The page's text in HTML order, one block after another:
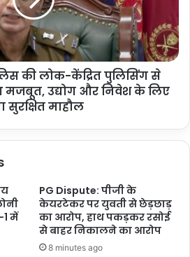
की लोक-केंद्रित पुलिसिंग से
मजबूत, उद्योग और निवेश के लिए
सुरक्षित माहौल
1 में
PG Dispute: पीजी के
केयरटेकर पर युवती से छेड़छाड़
का आरोप, हाथ पकड़कर रसोई
से बाहर निकालने का आरोप
8 minutes ago